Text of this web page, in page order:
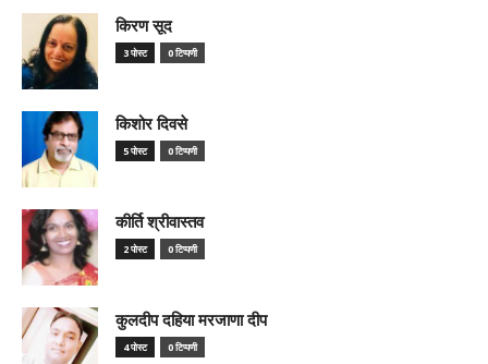
किरण सूद
3 पोस्ट 0 टिप्पणी
किशोर दिवसे
5 पोस्ट 0 टिप्पणी
कीर्ति श्रीवास्तव
2 पोस्ट 0 टिप्पणी
कुलदीप दहिया मरजाणा दीप
4 पोस्ट 0 टिप्पणी